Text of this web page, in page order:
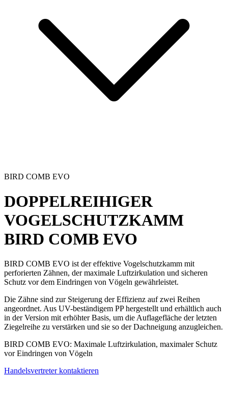
BIRD COMB EVO
DOPPELREIHIGER
VOGELSCHUTZKAMM
BIRD COMB EVO
BIRD COMB EVO ist der effektive Vogelschutzkamm mit
perforierten Zähnen, der maximale Luftzirkulation und sicheren
Schutz vor dem Eindringen von Vögeln gewährleistet.
Die Zähne sind zur Steigerung der Effizienz auf zwei Reihen
angeordnet. Aus UV-beständigem PP hergestellt und erhältlich auch
in der Version mit erhöhter Basis, um die Auflagefläche der letzten
Ziegelreihe zu verstärken und sie so der Dachneigung anzugleichen.
BIRD COMB EVO: Maximale Luftzirkulation, maximaler Schutz
vor Eindringen von Vögeln
Handelsvertreter kontaktieren